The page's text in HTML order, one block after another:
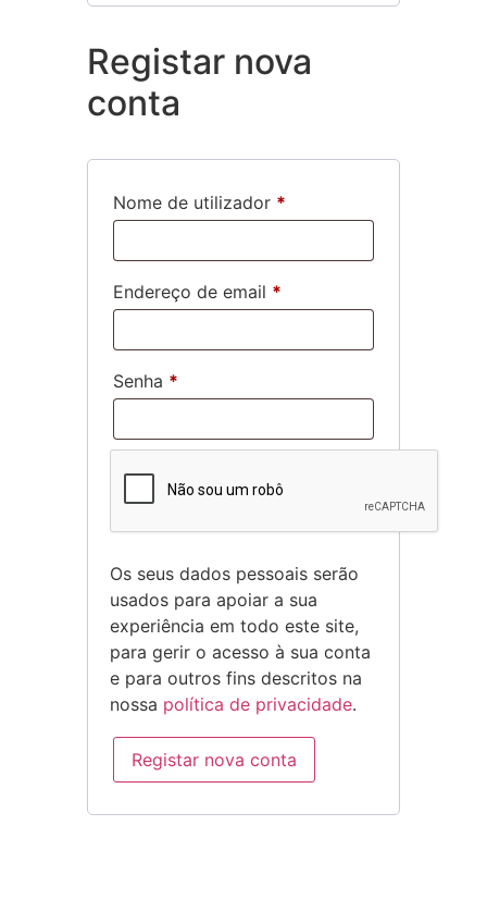
Registar nova
conta
Nome de utilizador *
Endereço de email *
Senha *
Os seus dados pessoais serão
usados para apoiar a sua
experiência em todo este site,
para gerir o acesso à sua conta
e para outros fins descritos na
nossa política de privacidade.
Registar nova conta